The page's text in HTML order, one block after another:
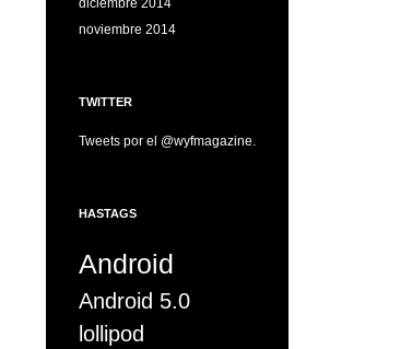
noviembre 2014
TWITTER
Tweets por el @wyfmagazine.
HASTAGS
Android
Android 5.0
lollipod